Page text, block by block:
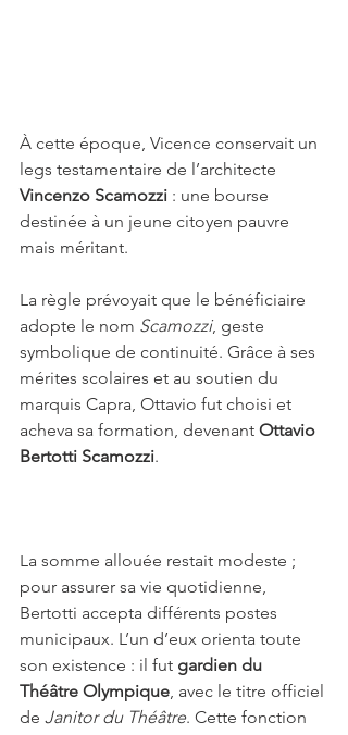
À cette époque, Vicence conservait un
legs testamentaire de l’architecte
Vincenzo Scamozzi : une bourse
destinée à un jeune citoyen pauvre
mais méritant.
La règle prévoyait que le bénéficiaire
adopte le nom Scamozzi, geste
symbolique de continuité. Grâce à ses
mérites scolaires et au soutien du
marquis Capra, Ottavio fut choisi et
acheva sa formation, devenant Ottavio
Bertotti Scamozzi.
La somme allouée restait modeste ;
pour assurer sa vie quotidienne,
Bertotti accepta différents postes
municipaux. L’un d’eux orienta toute
son existence : il fut gardien du
Théâtre Olympique, avec le titre officiel
de Janitor du Théâtre. Cette fonction